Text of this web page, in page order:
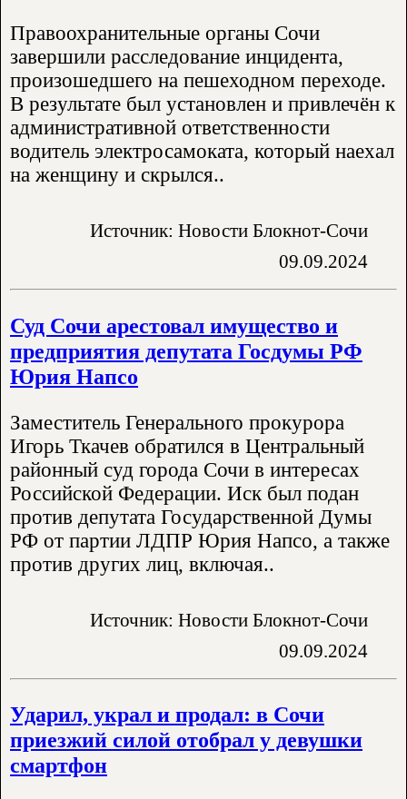
Правоохранительные органы Сочи
завершили расследование инцидента,
произошедшего на пешеходном переходе.
В результате был установлен и привлечён к
административной ответственности
водитель электросамоката, который наехал
на женщину и скрылся..
Источник: Новости Блокнот-Сочи
09.09.2024
Суд Сочи арестовал имущество и
предприятия депутата Госдумы РФ
Юрия Напсо
Заместитель Генерального прокурора
Игорь Ткачев обратился в Центральный
районный суд города Сочи в интересах
Российской Федерации. Иск был подан
против депутата Государственной Думы
РФ от партии ЛДПР Юрия Напсо, а также
против других лиц, включая..
Источник: Новости Блокнот-Сочи
09.09.2024
Ударил, украл и продал: в Сочи
приезжий силой отобрал у девушки
смартфон